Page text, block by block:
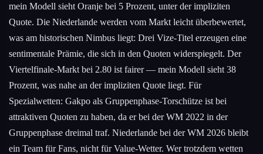
mein Modell sieht Oranje bei 5 Prozent, unter der impliziten
Quote. Die Niederlande werden vom Markt leicht überbewertet,
was am historischen Nimbus liegt: Drei Vize-Titel erzeugen eine
sentimentale Prämie, die sich in den Quoten widerspiegelt. Der
Viertelfinale-Markt bei 2.80 ist fairer — mein Modell sieht 38
Prozent, was nahe an der impliziten Quote liegt. Für
Spezialwetten: Gakpo als Gruppenphase-Torschütze ist bei
attraktiven Quoten zu haben, da er bei der WM 2022 in der
Gruppenphase dreimal traf. Niederlande bei der WM 2026 bleibt
ein Team für Fans, nicht für Value-Wetter. Wer trotzdem wetten